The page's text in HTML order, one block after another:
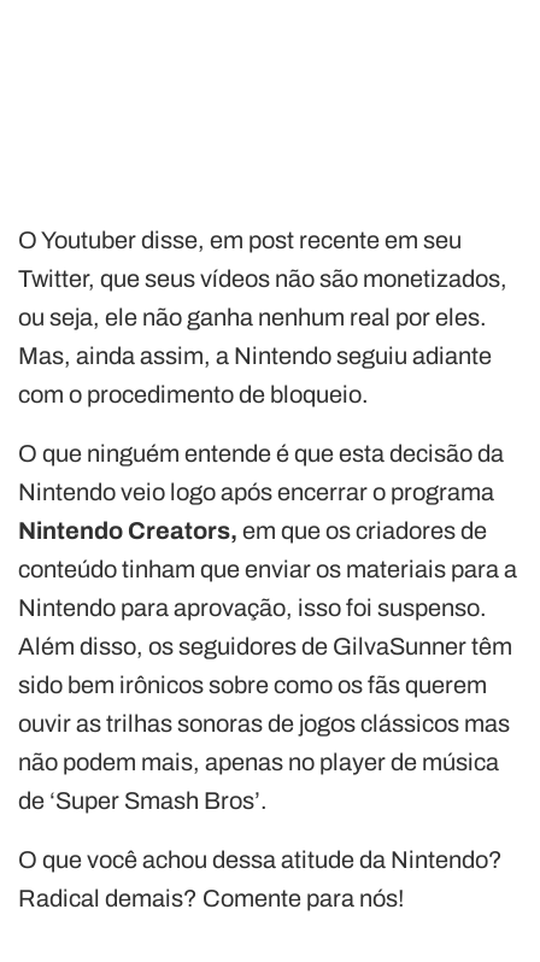
O Youtuber disse, em post recente em seu
Twitter, que seus vídeos não são monetizados,
ou seja, ele não ganha nenhum real por eles.
Mas, ainda assim, a Nintendo seguiu adiante
com o procedimento de bloqueio.
O que ninguém entende é que esta decisão da
Nintendo veio logo após encerrar o programa
Nintendo Creators, em que os criadores de
conteúdo tinham que enviar os materiais para a
Nintendo para aprovação, isso foi suspenso.
Além disso, os seguidores de GilvaSunner têm
sido bem irônicos sobre como os fãs querem
ouvir as trilhas sonoras de jogos clássicos mas
não podem mais, apenas no player de música
de ‘Super Smash Bros’.
O que você achou dessa atitude da Nintendo?
Radical demais? Comente para nós!